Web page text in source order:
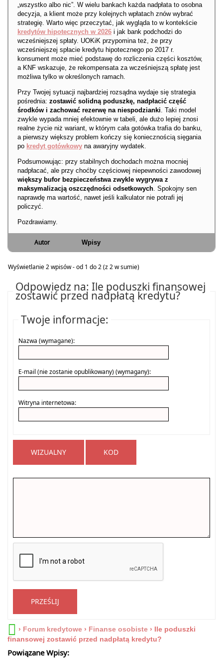
„wszystko albo nic”. W wielu bankach każda nadpłata to osobna
decyzja, a klient może przy kolejnych wpłatach znów wybrać
strategię. Warto więc przeczytać, jak wygląda to w kontekście
kredytów hipotecznych w 2026 i jak bank podchodzi do
wcześniejszej spłaty. UOKiK przypomina też, że przy
wcześniejszej spłacie kredytu hipotecznego po 2017 r.
konsument może mieć podstawę do rozliczenia części kosztów,
a KNF wskazuje, że rekompensata za wcześniejszą spłatę jest
możliwa tylko w określonych ramach.
Przy Twojej sytuacji najbardziej rozsądna wydaje się strategia
pośrednia: zostawić solidną poduszkę, nadpłacić część
środków i zachować rezerwę na niespodzianki. Taki model
zwykle wypada mniej efektownie w tabeli, ale dużo lepiej znosi
realne życie niż wariant, w którym cała gotówka trafia do banku,
a pierwszy większy problem kończy się koniecznością sięgania
po kredyt gotówkowy na awaryjny wydatek.
Podsumowując: przy stabilnych dochodach można mocniej
nadpłacać, ale przy choćby częściowej niepewności zawodowej
większy bufor bezpieczeństwa zwykle wygrywa z
maksymalizacją oszczędności odsetkowych. Spokojny sen
naprawdę ma wartość, nawet jeśli kalkulator nie potrafi jej
policzyć.
Pozdrawiamy.
Autor Wpisy
Wyświetlanie 2 wpisów - od 1 do 2 (z 2 w sumie)
Odpowiedz na: Ile poduszki finansowej
zostawić przed nadpłatą kredytu?
Twoje informacje:
Nazwa (wymagane):
E-mail (nie zostanie opublikowany) (wymagany):
Witryna internetowa:
WIZUALNY KOD
PRZEŚLIJ
› Forum kredytowe › Finanse osobiste › Ile poduszki
finansowej zostawić przed nadpłatą kredytu?
Powiązane Wpisy: